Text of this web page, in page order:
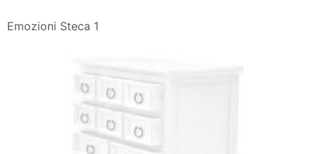
Emozioni Steca 1